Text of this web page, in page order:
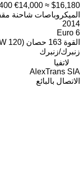
€14,000 ≈ $16,180
الميكروباصات شاحنة
2014
Euro 6
القوة 163 حصان (120 kW)
زنبرك/زنبرك
لاتفيا
AlexTrans SIA
الاتصال بالبائع